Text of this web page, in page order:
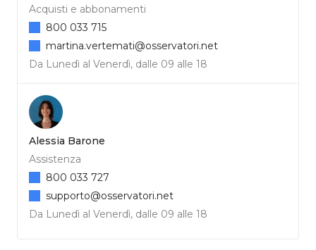
Acquisti e abbonamenti
Da Lunedì al Venerdì, dalle 09 alle 18
800 033 715
martina.vertemati@osservatori.net
Alessia Barone
Assistenza
Da Lunedì al Venerdì, dalle 09 alle 18
800 033 727
supporto@osservatori.net